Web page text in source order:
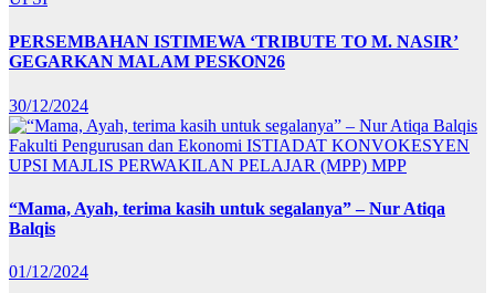
PERSEMBAHAN ISTIMEWA ‘TRIBUTE TO M. NASIR’
GEGARKAN MALAM PESKON26
30/12/2024
Fakulti Pengurusan dan Ekonomi ISTIADAT KONVOKESYEN
UPSI MAJLIS PERWAKILAN PELAJAR (MPP) MPP
“Mama, Ayah, terima kasih untuk segalanya” – Nur Atiqa
Balqis
01/12/2024